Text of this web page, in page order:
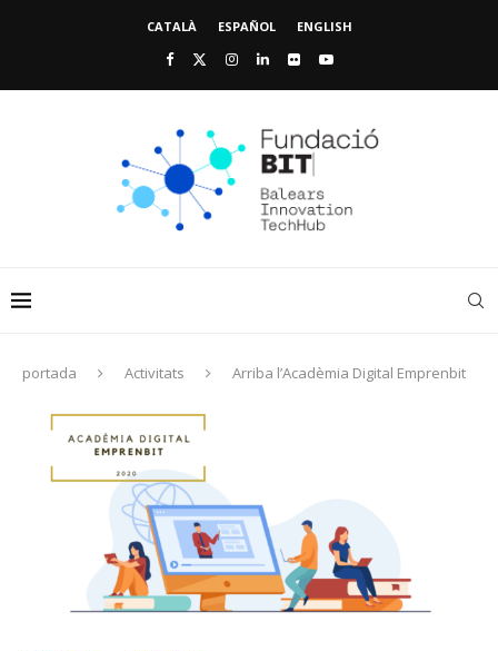
CATALÀ ESPAÑOL ENGLISH
portada Activitats Arriba l’Acadèmia Digital Emprenbit